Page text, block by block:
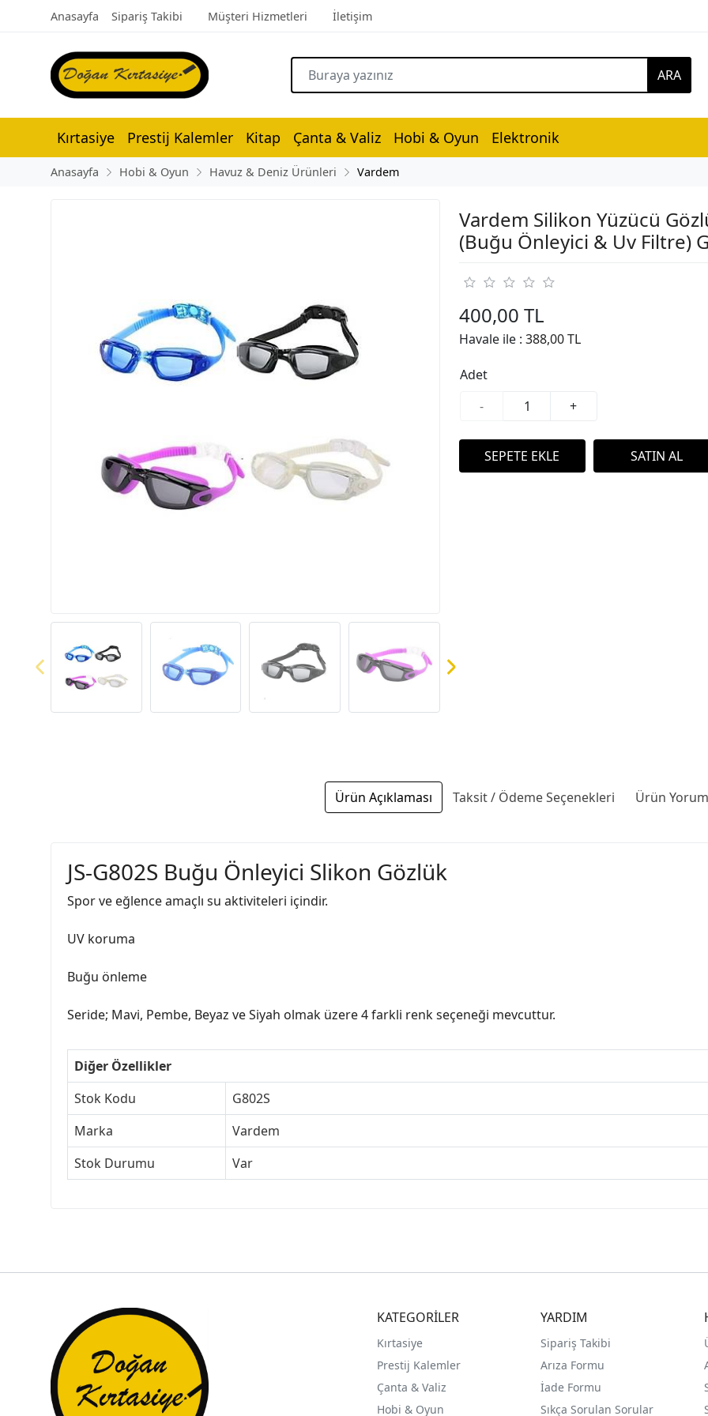
Anasayfa Sipariş Takibi Müşteri Hizmetleri İletişim
ARA
Kırtasiye Prestij Kalemler Kitap Çanta & Valiz Hobi & Oyun Elektronik
Anasayfa Hobi & Oyun Havuz & Deniz Ürünleri Vardem
Vardem Silikon Yüzücü
(Buğu Önleyici & Uv Filtre)
400,00 TL
Havale ile : 388,00 TL
Adet
-
+
Ürün Açıklaması Taksit / Ödeme Seçenekleri Ürün
JS-G802S Buğu Önleyici Slikon Gözlük
Spor ve eğlence amaçlı su aktiviteleri içindir.
UV koruma
Buğu önleme
Seride; Mavi, Pembe, Beyaz ve Siyah olmak üzere 4 farkli renk seçeneği mevcuttur.
Diğer Özellikler
Stok Kodu
G802S
Marka
Vardem
Stok Durumu
Var
KATEGORİLER
Kırtasiye
Prestij Kalemler
Çanta & Valiz
Hobi & Oyun
YARDIM
Sipariş Takibi
Arıza Formu
İade Formu
Sıkça Sorulan Sorular